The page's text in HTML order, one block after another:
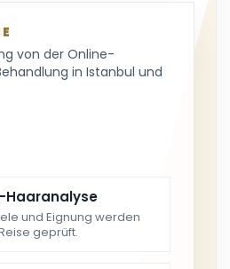
von der Online-
in Istanbul und
Haaranalyse
und Eignung werden
geprüft.